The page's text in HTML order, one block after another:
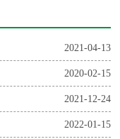
2021-04-13
2020-02-15
2021-12-24
2022-01-15